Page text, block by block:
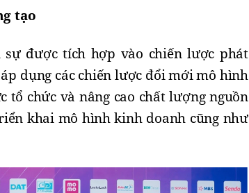
tạo
sự được tích hợp vào chiến lược phát
dụng các chiến lược đổi mới mô hình
chức và nâng cao chất lượng nguồn
khai mô hình kinh doanh cũng như